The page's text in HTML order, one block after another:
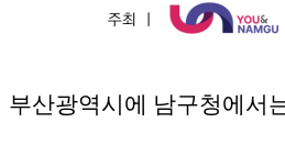
부산광역시에 남구청에서